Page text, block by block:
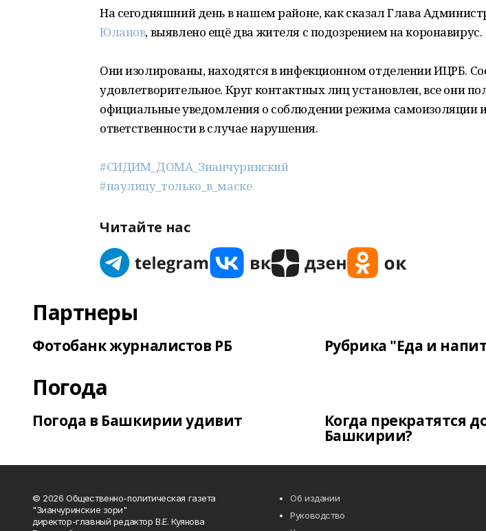
На сегодняшний день в нашем районе, как сказал Глава
Юланов, выявлено ещё два жителя с подозрением на коронавирус.
Они изолированы, находятся в инфекционном отделении ИЦРБ.
удовлетворительное. Круг контактных лиц установлен, все они
официальные уведомления о соблюдении режима самоизоляции
ответственности в случае нарушения.
#СИДИМ_ДОМА_Зианчуринский
#наулицу_только_в_маске
Читайте нас
Партнеры
Фотобанк журналистов РБ Рубрика "Еда и
Погода
Погода в Башкирии удивит Когда прекратятся
Башкирии?
© 2026 Общественно-политическая газета
"Зианчуринские зори"
директор-главный редактор В.Е. Куянова
Об издании
Руководство